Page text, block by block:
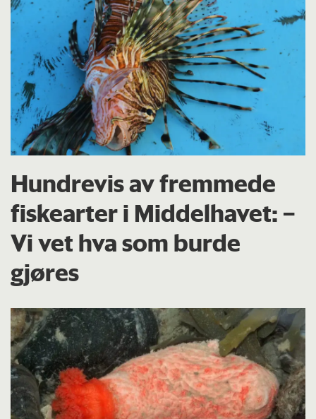
Hundrevis av fremmede
fiskearter i Middelhavet: –
Vi vet hva som burde
gjøres